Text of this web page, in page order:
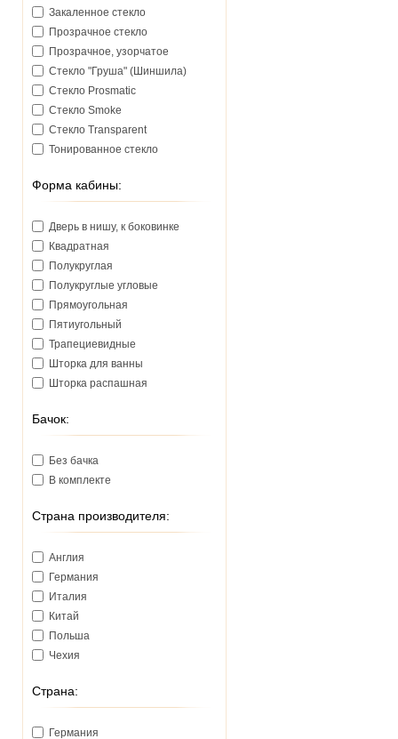
Закаленное стекло
Прозрачное стекло
Прозрачное, узорчатое
Стекло "Груша" (Шиншила)
Стекло Prosmatic
Стекло Smoke
Стекло Transparent
Тонированное стекло
Форма кабины:
Дверь в нишу, к боковинке
Квадратная
Полукруглая
Полукруглые угловые
Прямоугольная
Пятиугольный
Трапециевидные
Шторка для ванны
Шторка распашная
Бачок:
Без бачка
В комплекте
Страна производителя:
Англия
Германия
Италия
Китай
Польша
Чехия
Страна:
Германия